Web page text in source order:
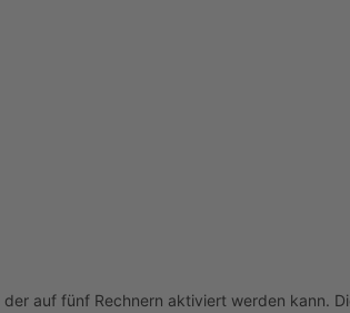
auf fünf Rechnern aktiviert werden kann.